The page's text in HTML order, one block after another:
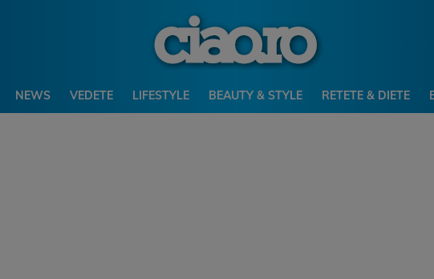
NEWS VEDETE LIFESTYLE BEAUTY & STYLE RETETE & DIETE